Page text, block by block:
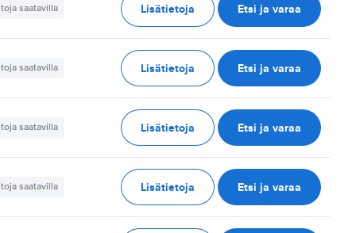
saatavilla Lisätietoja Etsi ja varaa
saatavilla Lisätietoja Etsi ja varaa
saatavilla Lisätietoja Etsi ja varaa
saatavilla Lisätietoja Etsi ja varaa